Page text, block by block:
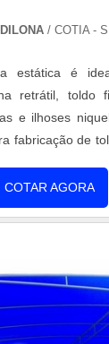
/ COTIA -
estática é
retrátil, toldo
e ilhoses
fabricação de
Ela pode ser
A lona é
de ....
COTAR AGORA